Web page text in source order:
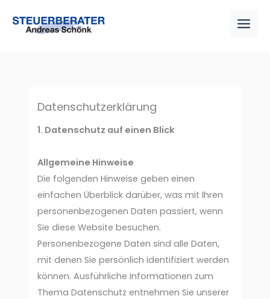
Inhalt
Datenschutzerklärung
1. Datenschutz auf einen Blick
Allgemeine Hinweise
Die folgenden Hinweise geben einen
einfachen Überblick darüber, was mit Ihren
personenbezogenen Daten passiert, wenn
Sie diese Website besuchen.
Personenbezogene Daten sind alle Daten,
mit denen Sie persönlich identifiziert werden
können. Ausführliche Informationen zum
Thema Datenschutz entnehmen Sie unserer